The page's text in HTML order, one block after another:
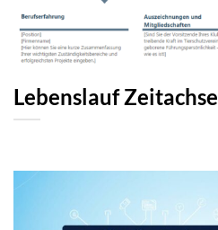
Lebenslauf Zeitachse